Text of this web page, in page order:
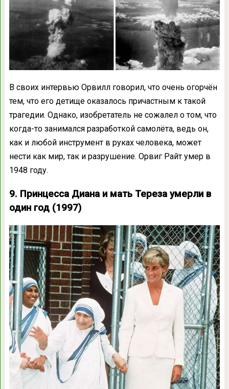
В своих интервью Орвилл говорил, что очень огорчён
тем, что его детище оказалось причастным к такой
трагедии. Однако, изобретатель не сожалел о том, что
когда-то занимался разработкой самолёта, ведь он,
как и любой инструмент в руках человека, может
нести как мир, так и разрушение. Орвиг Райт умер в
1948 году.
9. Принцесса Диана и мать Тереза ​​умерли в
один год (1997)